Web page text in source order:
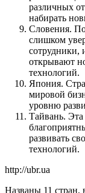
различных
набирать
Словения.
слишком
сотрудники,
открывают
технологий.
Япония.
мировой
уровню
Тайвань. Эта
развивать
технологий.
http://ubr.ua
Названы 11 стран,